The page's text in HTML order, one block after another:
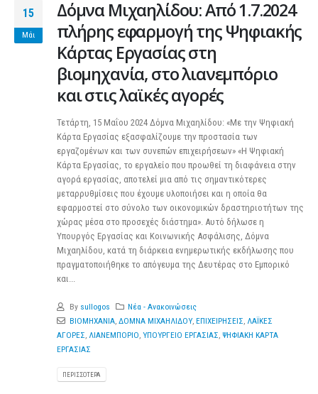
15
Μάι
Δόμνα Μιχαηλίδου: Από 1.7.2024
πλήρης εφαρμογή της Ψηφιακής
Κάρτας Εργασίας στη
βιομηχανία, στο λιανεμπόριο
και στις λαϊκές αγορές
Τετάρτη, 15 Μαΐου 2024 Δόμνα Μιχαηλίδου: «Με την Ψηφιακή
Κάρτα Εργασίας εξασφαλίζουμε την προστασία των
εργαζομένων και των συνεπών επιχειρήσεων» «Η Ψηφιακή
Κάρτα Εργασίας, το εργαλείο που προωθεί τη διαφάνεια στην
αγορά εργασίας, αποτελεί μια από τις σημαντικότερες
μεταρρυθμίσεις που έχουμε υλοποιήσει και η οποία θα
εφαρμοστεί στο σύνολο των οικονομικών δραστηριοτήτων της
χώρας μέσα στο προσεχές διάστημα». Αυτό δήλωσε η
Υπουργός Εργασίας και Κοινωνικής Ασφάλισης, Δόμνα
Μιχαηλίδου, κατά τη διάρκεια ενημερωτικής εκδήλωσης που
πραγματοποιήθηκε το απόγευμα της Δευτέρας στο Εμπορικό
και...
By sullogos
Νέα - Ανακοινώσεις
ΒΙΟΜΗΧΑΝΙΑ, ΔΟΜΝΑ ΜΙΧΑΗΛΙΔΟΥ, ΕΠΙΧΕΙΡΗΣΕΙΣ, ΛΑΪΚΕΣ
ΑΓΟΡΕΣ, ΛΙΑΝΕΜΠΟΡΙΟ, ΥΠΟΥΡΓΕΙΟ ΕΡΓΑΣΙΑΣ, ΨΗΦΙΑΚΗ ΚΑΡΤΑ
ΕΡΓΑΣΙΑΣ
ΠΕΡΙΣΣΌΤΕΡΑ